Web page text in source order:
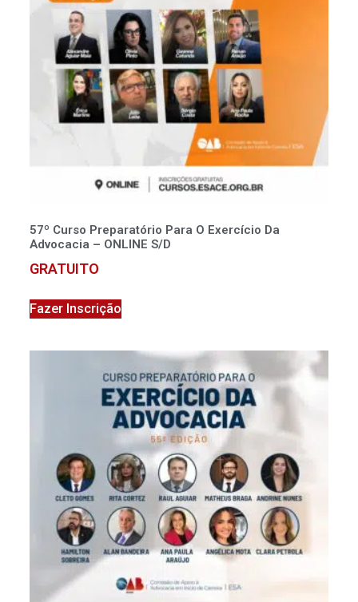
57º Curso Preparatório Para O Exercício Da
Advocacia – ONLINE S/D
GRATUITO
Fazer Inscrição